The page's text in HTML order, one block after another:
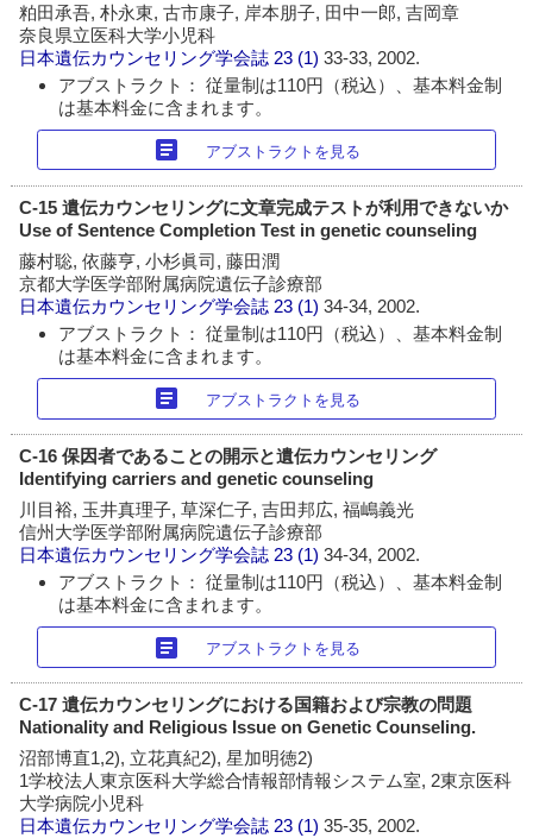
粕田承吾, 朴永東, 古市康子, 岸本朋子, 田中一郎, 吉岡章
奈良県立医科大学小児科
日本遺伝カウンセリング学会誌 23 (1)33-33, 2002.
アブストラクト： 従量制は110円（税込）、基本料金制
は基本料金に含まれます。
article アブストラクトを見る
C-15 遺伝カウンセリングに文章完成テストが利用できないか
Use of Sentence Completion Test in genetic counseling
藤村聡, 依藤亨, 小杉眞司, 藤田潤
京都大学医学部附属病院遺伝子診療部
日本遺伝カウンセリング学会誌 23 (1)34-34, 2002.
アブストラクト： 従量制は110円（税込）、基本料金制
は基本料金に含まれます。
article アブストラクトを見る
C-16 保因者であることの開示と遺伝カウンセリング
Identifying carriers and genetic counseling
川目裕, 玉井真理子, 草深仁子, 吉田邦広, 福嶋義光
信州大学医学部附属病院遺伝子診療部
日本遺伝カウンセリング学会誌 23 (1)34-34, 2002.
アブストラクト： 従量制は110円（税込）、基本料金制
は基本料金に含まれます。
article アブストラクトを見る
C-17 遺伝カウンセリングにおける国籍および宗教の問題
Nationality and Religious Issue on Genetic Counseling.
沼部博直1,2), 立花真紀2), 星加明徳2)
1学校法人東京医科大学総合情報部情報システム室, 2東京医科
大学病院小児科
日本遺伝カウンセリング学会誌 23 (1)35-35, 2002.